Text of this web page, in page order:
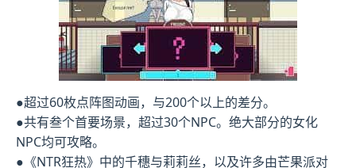
●超过60枚点阵图动画，与200个以上的差分。
●共有叁个首要场景，超过30个NPC。绝大部分的女化
NPC均可攻略。
●《NTR狂热》中的千穗与莉莉丝，以及许多由芒果派对